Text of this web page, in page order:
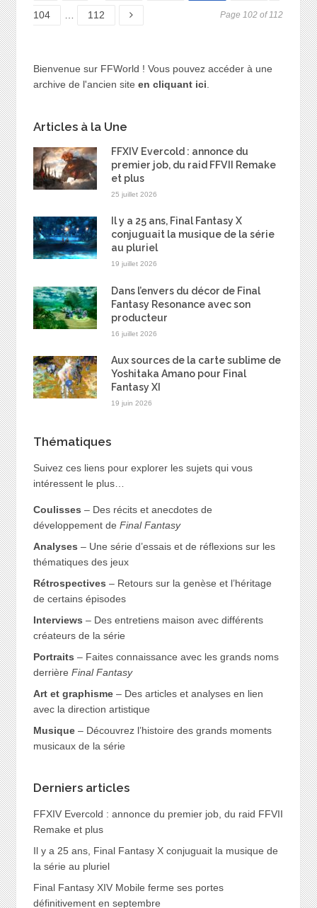
104 … Page
112 Page 102 of 112
Bienvenue sur FFWorld ! Vous pouvez accéder à une
archive de l'ancien site en cliquant ici
Articles à la Une
FFXIV Evercold : annonce du
premier job, du raid FFVII Remake
et plus
25 juillet 2026
Il y a 25 ans, Final Fantasy X
conjuguait la musique de la série
au pluriel
19 juillet 2026
Dans l’envers du décor de Final
Fantasy Resonance avec son
producteur
16 juillet 2026
Aux sources de la carte sublime de
Yoshitaka Amano pour Final
Fantasy XI
19 juin 2026
Thématiques
Suivez ces liens pour explorer les sujets qui vous
intéressent le plus…
Coulisses – Des récits et anecdotes de
développement de Final Fantasy
Analyses – Une série d’essais et de réflexions sur les
thématiques des jeux
Rétrospectives – Retours sur la genèse et l’héritage
de certains épisodes
Interviews – Des entretiens maison avec différents
créateurs de la série
Portraits – Faites connaissance avec les grands noms
derrière Final Fantasy
Art et graphisme– Des articles et analyses en lien
avec la direction artistique
Musique– Découvrez l’histoire des grands moments
musicaux de la série
Derniers articles
FFXIV Evercold : annonce du premier job, du raid FFVII
Remake et plus
Il y a 25 ans, Final Fantasy X conjuguait la musique de
la série au pluriel
Final Fantasy XIV Mobile ferme ses portes
définitivement en septembre